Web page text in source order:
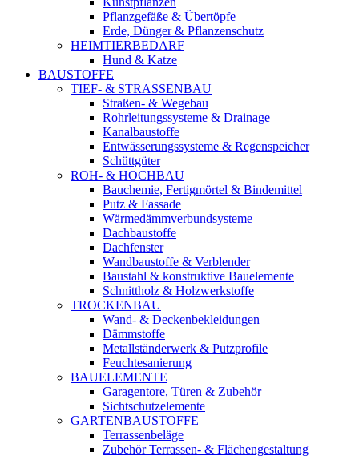
Pflanzgefäße & Übertöpfe
Erde, Dünger & Pflanzenschutz
HEIMTIERBEDARF
Hund & Katze
BAUSTOFFE
TIEF- & STRASSENBAU
Straßen- & Wegebau
Rohrleitungssysteme & Drainage
Kanalbaustoffe
Entwässerungssysteme & Regenspeicher
Schüttgüter
ROH- & HOCHBAU
Bauchemie, Fertigmörtel & Bindemittel
Putz & Fassade
Wärmedämmverbundsysteme
Dachbaustoffe
Dachfenster
Wandbaustoffe & Verblender
Baustahl & konstruktive Bauelemente
Schnittholz & Holzwerkstoffe
TROCKENBAU
Wand- & Deckenbekleidungen
Dämmstoffe
Metallständerwerk & Putzprofile
Feuchtesanierung
BAUELEMENTE
Garagentore, Türen & Zubehör
Sichtschutzelemente
GARTENBAUSTOFFE
Terrassenbeläge
Zubehör Terrassen- & Flächengestaltung